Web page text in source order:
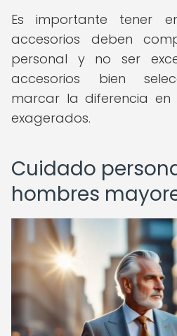
Es importante tener
accesorios deben
personal y no ser
accesorios bien
marcar la diferencia en
exagerados.
Cuidado
hombres